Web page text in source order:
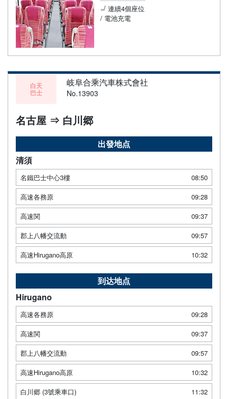
連續4個座位
/ 電池充電
白天
巴士
岐阜合乘汽車株式會社
No.13903
名古屋 ⇒ 白川郷
出發地点
清須
名鐵巴士中心3樓
08:50
高速各務原
09:28
高速関
09:37
郡上八幡交流動
09:57
高速Hirugano高原
10:32
到达地点
Hirugano
高速各務原
09:28
高速関
09:37
郡上八幡交流動
09:57
高速Hirugano高原
10:32
白川郷 (3號乘車口)
11:32